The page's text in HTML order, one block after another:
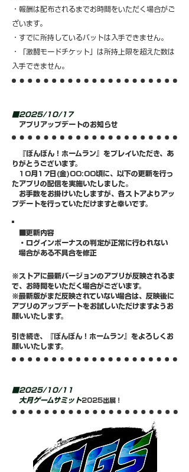
・報酬は配布されるまでお時間をいただく場合がご
ざいます。
・すでに所持しているバットは入手できません。
・「激闘モードチケット」は所持上限を超えた数は
入手できません。
■2025/10/17
アプリアップデートのお知らせ
『ぼんぼん！ホームラン』をプレイいただき、あ
りがとうございます。
10月17日(金)00:00頃に、以下の更新を行っ
たアプリの配信を実施いたしました。
お手数をお掛けいたしますが、各ストアよりアッ
プデートを行っていただけますと幸いです。
■更新内容
・ログインボーナスの判定が正常に行われない
場合がある不具合を修正
※ストアに最新バージョンのアプリが反映されるま
で、お時間をいただく場合がございます。
※最新版がまだ反映されていない場合は、反映後に
アプリのアップデートをお試しいただけますようお
願いいたします。
​引き続き、『ぼんぼん！ホームラン』をよろしくお
願いいたします。
■2025/10/11
大月ゲームサミット2025出展！